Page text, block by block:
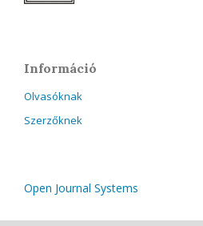
Információ
Olvasóknak
Szerzőknek
Open Journal Systems